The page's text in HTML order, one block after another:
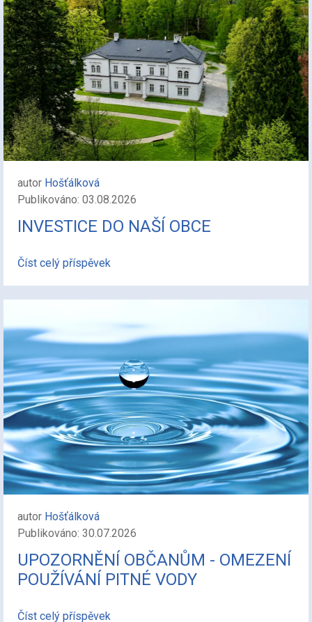
autor Hošťálková
Publikováno: 03.08.2026
INVESTICE DO NAŠÍ OBCE
Číst celý příspěvek
autor Hošťálková
Publikováno: 30.07.2026
UPOZORNĚNÍ OBČANŮM - OMEZENÍ
POUŽÍVÁNÍ PITNÉ VODY
Číst celý příspěvek